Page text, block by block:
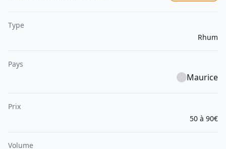
Type
Rhum
Pays
Maurice
Prix
50 à 90€
Volume